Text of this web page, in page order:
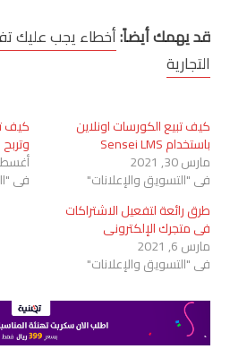
قد يهمك أيضاً:أخطاء يجب عليك
التجارية
كيف تبيع الكورسات اونلاين
باستخدام Sensei LMS
مارس 30, 2021
في "التسويق والإعلانات"
كيف
أغسطس
في
طرق رائعة لتفعيل الاشتراكات
في متجرك الإلكتروني
مارس 6, 2021
في "التسويق والإعلانات"